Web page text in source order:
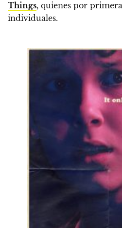
Things, quienes por
individuales.